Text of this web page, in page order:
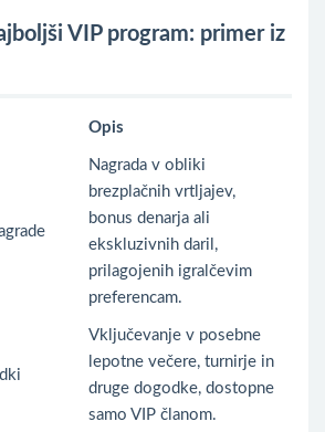
VIP program: primer iz
Opis
Nagrada v obliki
brezplačnih vrtljajev,
bonus denarja ali
ekskluzivnih daril,
prilagojenih igralčevim
preferencam.
Vključevanje v posebne
lepotne večere, turnirje in
druge dogodke, dostopne
samo VIP članom.